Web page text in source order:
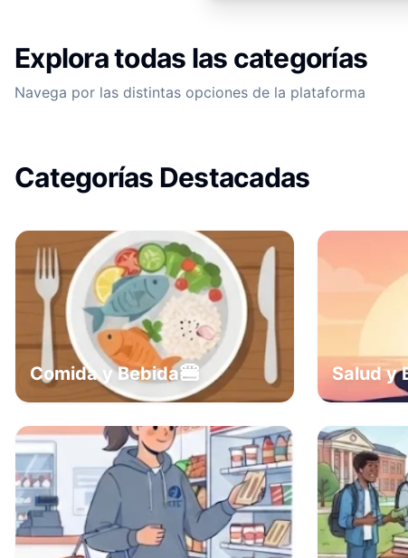
Explora todas las categorías
Navega por las distintas opciones de la plataforma
Categorías Destacadas
Comida y Bebida🍔 Salud y